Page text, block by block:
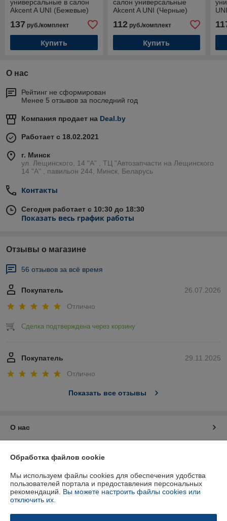
универсальные в салон
Akcent A UNI (Бежевые)
137 руб./комплект
Купить
салон универсальные
Akcent A UNI (Черные)
112руб./комплект
Купить
О нас
Рейтинг не сформирован
Менее 5 отзывов за последний год
Компания продает на Deal.by
Работает с 18.02.2021
г. Минск
ул. Лещинского, 14 "А" , ТЦ "Автозапчасти на Лещинcкого
14 "A" , павильон 244, Минск, Беларусь
Контакты
Сегодня работает с 10:30 до 18:30
Показать весь график работы
Отзывы о магазине
56 отзывов за всё время
26.07.2026
Покупатель
Отлично
Сделка подтверждена через корзину
29.11.2025
Покупатель
Отлично
Показать все отзывы
О нас
Доставка и оплата
График работы
Обработка файлов cookie
Мы используем файлы cookies для обеспечения удобства
пользователей портала и предоставления персональных
рекомендаций. Вы можете настроить файлы cookies или
отключить их.